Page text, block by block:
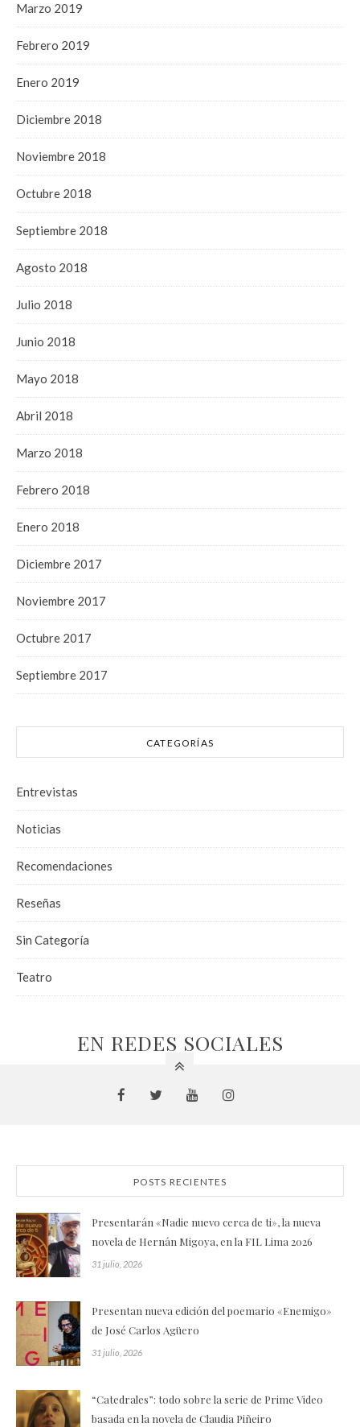
Marzo 2019
Febrero 2019
Enero 2019
Diciembre 2018
Noviembre 2018
Octubre 2018
Septiembre 2018
Agosto 2018
Julio 2018
Junio 2018
Mayo 2018
Abril 2018
Marzo 2018
Febrero 2018
Enero 2018
Diciembre 2017
Noviembre 2017
Octubre 2017
Septiembre 2017
CATEGORÍAS
Entrevistas
Noticias
Recomendaciones
Reseñas
Sin Categoría
Teatro
EN REDES SOCIALES
POSTS RECIENTES
Presentarán «Nadie nuevo cerca de ti», la nueva
novela de Hernán Migoya, en la FIL Lima 2026
31 julio, 2026
Presentan nueva edición del poemario «Enemigo»
de José Carlos Agüero
31 julio, 2026
“Catedrales”: todo sobre la serie de Prime Video
basada en la novela de Claudia Piñeiro